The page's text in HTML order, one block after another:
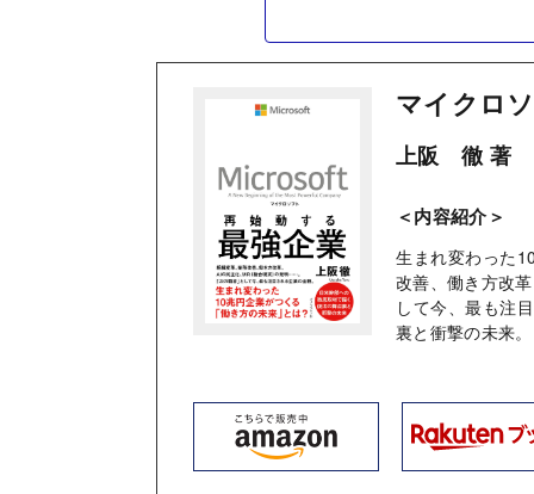
マイクロ
上阪 徹 著
＜内容紹介＞
生まれ変わった
改善、働き方改
して今、最も注
裏と衝撃の未来。